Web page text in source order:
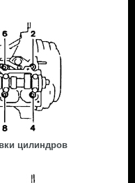
цилиндров